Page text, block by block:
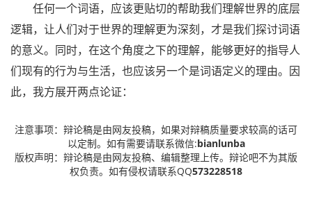
任何一个词语，应该更贴切的帮助我们理解世界的底层
逻辑，让人们对于世界的理解更为深刻，才是我们探讨词语
的意义。同时，在这个角度之下的理解，能够更好的指导人
们现有的行为与生活，也应该另一个是词语定义的理由。因
此，我方展开两点论证：
注意事项：辩论稿是由网友投稿，如果对辩稿质量要求较高的话可
以定制。如有需要请联系微信:bianlunba
版权声明：辩论稿是由网友投稿、编辑整理上传。辩论吧不为其版
权负责。如有侵权请联系QQ573228518